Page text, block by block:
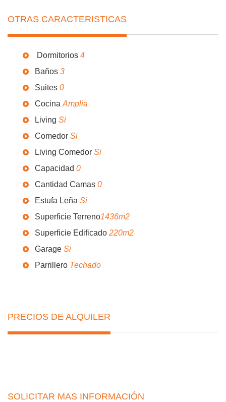
OTRAS CARACTERISTICAS
Dormitorios 4
Baños 3
Suites 0
Cocina Amplia
Living Si
Comedor Si
Living Comedor Si
Capacidad 0
Cantidad Camas 0
Estufa Leña Si
Superficie Terreno1436m2
Superficie Edificado 220m2
Garage Si
Parrillero Techado
PRECIOS DE ALQUILER
SOLICITAR MAS INFORMACIÓN